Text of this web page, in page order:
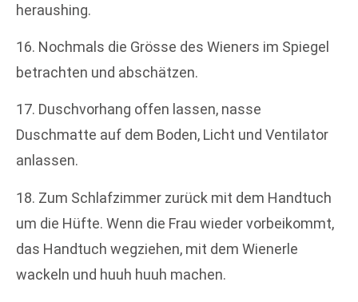
heraushing.
16. Nochmals die Grösse des Wieners im Spiegel
betrachten und abschätzen.
17. Duschvorhang offen lassen, nasse
Duschmatte auf dem Boden, Licht und Ventilator
anlassen.
18. Zum Schlafzimmer zurück mit dem Handtuch
um die Hüfte. Wenn die Frau wieder vorbeikommt,
das Handtuch wegziehen, mit dem Wienerle
wackeln und huuh huuh machen.